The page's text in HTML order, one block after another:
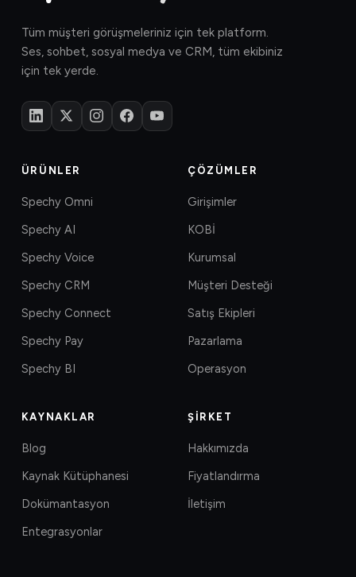
Tüm müşteri görüşmeleriniz için tek platform.
Ses, sohbet, sosyal medya ve CRM, tüm ekibiniz
için tek yerde.
ÜRÜNLER
Spechy Omni
Spechy AI
Spechy Voice
Spechy CRM
Spechy Connect
Spechy Pay
Spechy BI
ÇÖZÜMLER
Girişimler
KOBİ
Kurumsal
Müşteri Desteği
Satış Ekipleri
Pazarlama
Operasyon
KAYNAKLAR
Blog
Kaynak Kütüphanesi
Dokümantasyon
Entegrasyonlar
ŞIRKET
Hakkımızda
Fiyatlandırma
İletişim